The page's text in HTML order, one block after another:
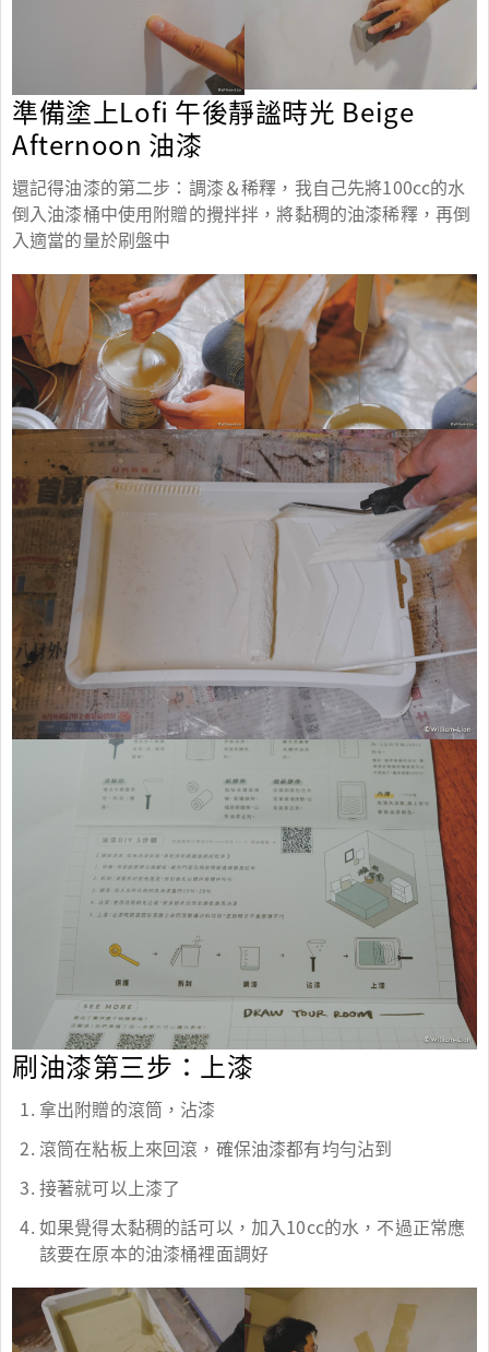
準備塗上Lofi 午後靜謐時光 Beige
Afternoon 油漆
還記得油漆的第二步：調漆＆稀釋，我自己先將100cc的水
倒入油漆桶中使用附贈的攪拌拌，將黏稠的油漆稀釋，再倒
入適當的量於刷盤中
刷油漆第三步：上漆
拿出附贈的滾筒，沾漆
滾筒在粘板上來回滾，確保油漆都有均勻沾到
接著就可以上漆了
如果覺得太黏稠的話可以，加入10cc的水，不過正常應
該要在原本的油漆桶裡面調好